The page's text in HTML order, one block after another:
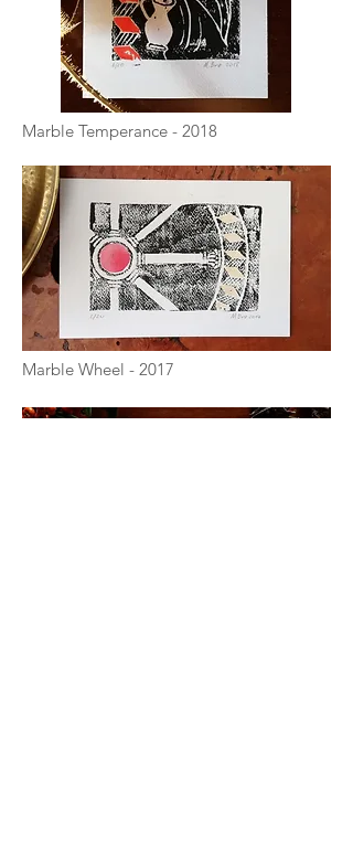
Marble Temperance - 2018
Marble Wheel - 2017